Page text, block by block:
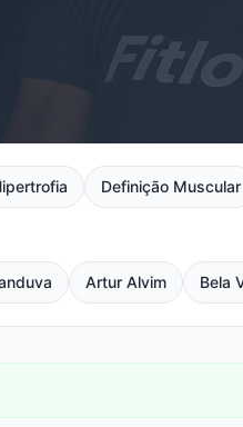
Definição Muscular
Artur Alvim Bela